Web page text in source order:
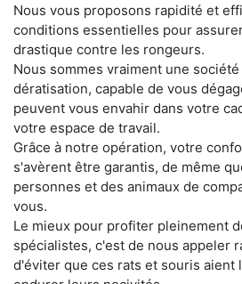
Nous vous proposons rapidité et
conditions essentielles pour
drastique contre les rongeurs.
Nous sommes vraiment une
dératisation, capable de vous
peuvent vous envahir dans votre
votre espace de travail.
Grâce à notre opération, votre
s'avèrent être garantis, de même
personnes et des animaux de
vous.
Le mieux pour profiter pleinement
spécialistes, c'est de nous appeler
d'éviter que ces rats et souris aient